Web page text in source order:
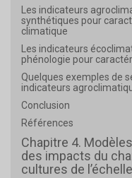
Les indicateurs
synthétiques pour
climatique
Les indicateurs
phénologie pour
Quelques exemples de
indicateurs
Conclusion
Références
Chapitre 4.
des impacts du
cultures de